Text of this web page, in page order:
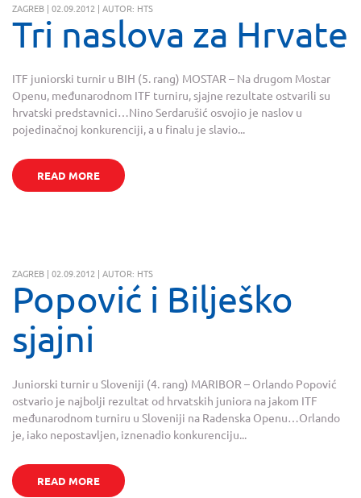
ZAGREB | 02.09.2012 | AUTOR: HTS
Tri naslova za Hrvate
ITF juniorski turnir u BIH (5. rang) MOSTAR – Na drugom Mostar
Openu, međunarodnom ITF turniru, sjajne rezultate ostvarili su
hrvatski predstavnici…Nino Serdarušić osvojio je naslov u
pojedinačnoj konkurenciji, a u finalu je slavio...
READ MORE
ZAGREB | 02.09.2012 | AUTOR: HTS
Popović i Bilješko
sjajni
Juniorski turnir u Sloveniji (4. rang) MARIBOR – Orlando Popović
ostvario je najbolji rezultat od hrvatskih juniora na jakom ITF
međunarodnom turniru u Sloveniji na Radenska Openu…Orlando
je, iako nepostavljen, iznenadio konkurenciju...
READ MORE